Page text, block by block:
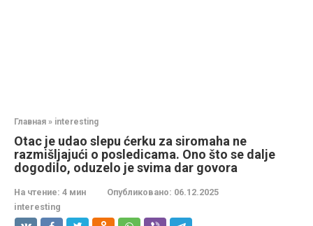
Главная » interesting
Otac je udao slepu ćerku za siromaha ne
razmišljajući o posledicama. Ono što se dalje
dogodilo, oduzelo je svima dar govora
На чтение: 4 мин Опубликовано: 06.12.2025
interesting